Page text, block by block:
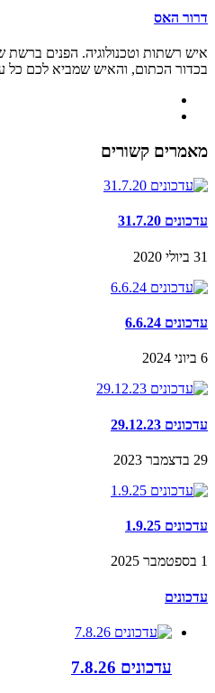
דרור האס
איש רשתות וטכנולוגיה. הפנים ברשת
בכדור הכתום, והאיש שמביא לכם כל
מאמרים קשורים
עדכונים 31.7.20
31 ביולי 2020
עדכונים 6.6.24
6 ביוני 2024
עדכונים 29.12.23
29 בדצמבר 2023
עדכונים 1.9.25
1 בספטמבר 2025
עדכונים
עדכונים 7.8.26